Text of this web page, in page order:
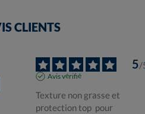
CLIENTS
5/
Avis vérifié
Texture non grasse et
protection top  pour